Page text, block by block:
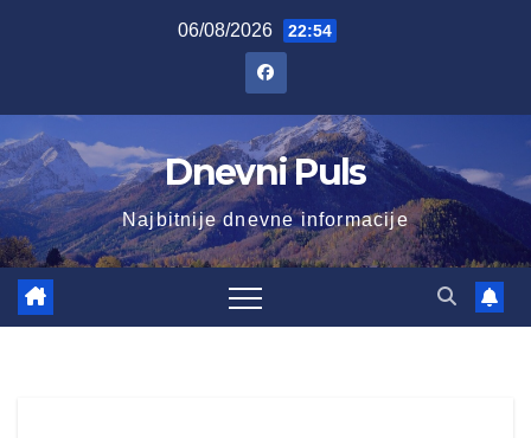
06/08/2026 22:54
Dnevni Puls
Najbitnije dnevne informacije